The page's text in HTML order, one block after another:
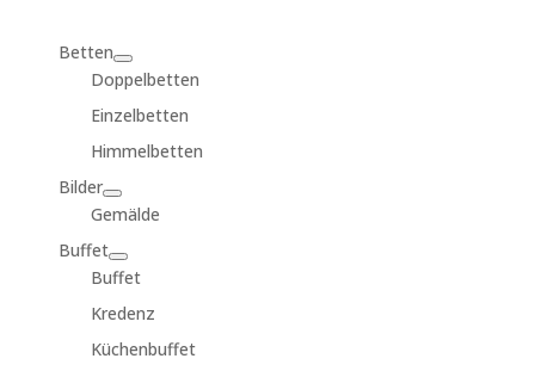
Betten
Doppelbetten
Einzelbetten
Himmelbetten
Bilder
Gemälde
Buffet
Buffet
Kredenz
Küchenbuffet